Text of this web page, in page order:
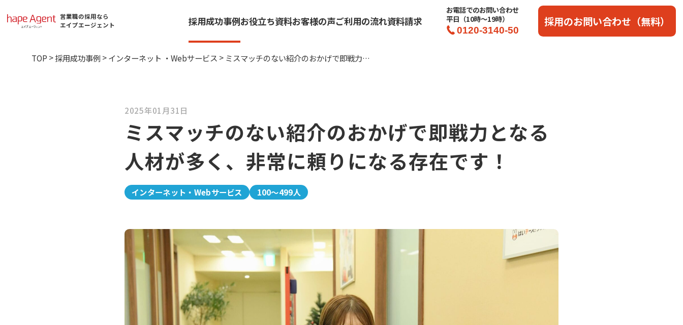
営業職の採用なら
エイプエージェント
採用成功事例お役立ち資料お客様の声ご利用の流れ資料請求
お電話でのお問い合わせ
平日（10時〜19時）
0120-3140-50
採用のお問い合わせ（無料）
TOP >採用成功事例 >インターネット ・Webサービス > ミスマッチのない紹介のおかげで即戦力となる人材が多く、非常に頼りになる存在です！
2025年01月31日
ミスマッチのない紹介のおかげで即戦力となる
人材が多く、非常に頼りになる存在です！
インターネット・Webサービス 100～499人